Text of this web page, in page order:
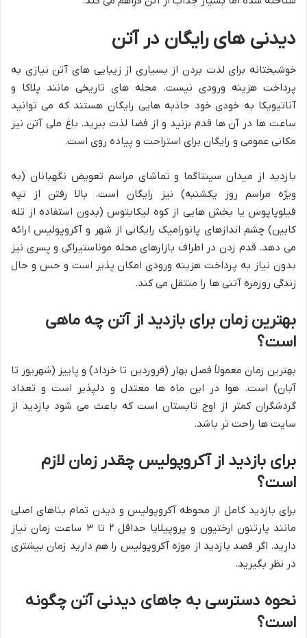
دیدنی های رایگان در آتن
خوشبختانه برای لذت بردن از بسیاری از زیبایی های آتن نیازی به
پرداخت هزینه ورودی نیست. محله های تاریخی مانند پلاکا و
آناتیویکا به خودی خود جاذبه هایی رایگان هستند که می توانید
ساعت ها در آن ها قدم بزنید و از فضا لذت ببرید. باغ ملی آتن نیز
مکانی عمومی و رایگان برای استراحت و پیاده روی است.
بازدید از میدان سینتاگما و تماشای مراسم تعویض نگهبانان (به
ویژه مراسم روز یکشنبه) نیز رایگان است. بالا رفتن از تپه
فیلوپاپوس یا بخش هایی از کوه لیکابتوس (بدون استفاده از تله
کابین) چشم اندازهای پانورامیک رایگانی از شهر و آکروپولیس ارائه
می دهد. قدم زدن در اطراف بازارهای محله موناستیراکی و پسری نیز
بدون نیاز به پرداخت هزینه ورودی امکان پذیر است و حس و حال
زندگی روزمره آتنی ها را منتقل می کند.
بهترین زمان برای بازدید از آتن چه ماهی
است؟
بهترین زمان معمولاً فصل بهار (فروردین تا خرداد) و پاییز (شهریور تا
آبان) است. هوا در این ماه ها معتدل و دلپذیر است و تعداد
گردشگران کمتر از اوج تابستان است که باعث می شود بازدید از
سایت ها راحت تر باشد.
برای بازدید از آکروپولیس چقدر زمان لازم
است؟
برای بازدید کامل از محوطه آکروپولیس و دیدن تمام بناهای اصلی
مانند پارتنون ارختیون و پروپیلایا حداقل ۲ تا ۳ ساعت زمان نیاز
دارید. اگر قصد بازدید از موزه آکروپولیس را هم دارید زمان بیشتری
در نظر بگیرید.
نحوه دسترسی به جاهای دیدنی آتن چگونه
است؟